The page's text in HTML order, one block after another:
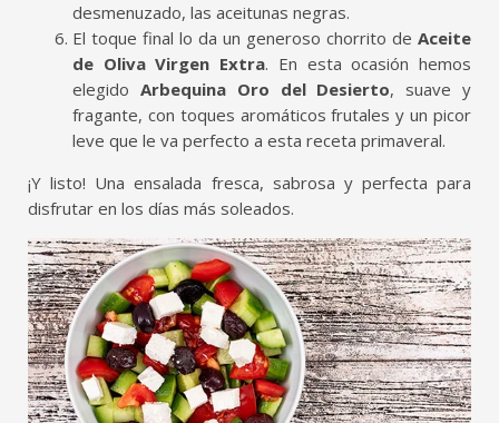
desmenuzado, las aceitunas negras.
El toque final lo da un generoso chorrito de Aceite
de Oliva Virgen Extra. En esta ocasión hemos
elegido Arbequina Oro del Desierto, suave y
fragante, con toques aromáticos frutales y un picor
leve que le va perfecto a esta receta primaveral.
¡Y listo! Una ensalada fresca, sabrosa y perfecta para
disfrutar en los días más soleados.